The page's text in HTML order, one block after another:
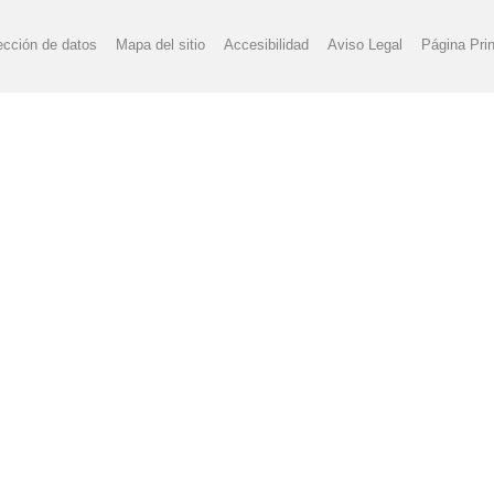
de datos Mapa del sitio Accesibilidad Aviso Legal Página